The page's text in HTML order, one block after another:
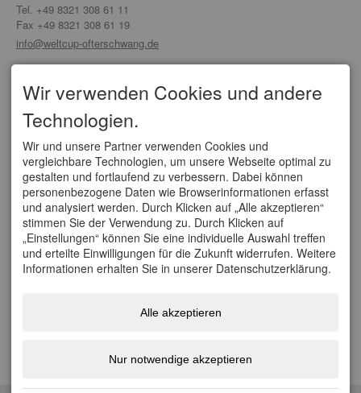
Tel. +49 8321 308 61 11
Fax +49 8321 308 61 19
info@weltcup-ofterschwang.de
Organisationskomitee
Partner/ Sponsoren
Tickets
Anfahrt
WELTCUPS
Vierschanzentournee
FIS Weltcup Skifliegen
FIS Ski Cross Weltcup Grasgehren
FIS Tour de Ski
FIS Nordische Kombination Weltcup
FIS Weltcup Skispringen Damen
Wir verwenden Cookies und andere
Technologien.
Wir und unsere Partner verwenden Cookies und
vergleichbare Technologien, um unsere Webseite optimal zu
gestalten und fortlaufend zu verbessern. Dabei können
personenbezogene Daten wie Browserinformationen erfasst
und analysiert werden. Durch Klicken auf „Alle akzeptieren“
stimmen Sie der Verwendung zu. Durch Klicken auf
„Einstellungen“ können Sie eine individuelle Auswahl treffen
und erteilte Einwilligungen für die Zukunft widerrufen. Weitere
Informationen erhalten Sie in unserer Datenschutzerklärung.
Alle akzeptieren
Nur notwendige akzeptieren